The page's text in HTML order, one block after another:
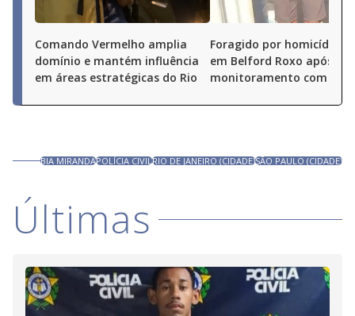
Comando Vermelho amplia
domínio e mantém influência
em áreas estratégicas do Rio
Foragido por homicídio é
em Belford Roxo após
monitoramento com
BIA MIRANDAPOLÍCIA CIVILRIO DE JANEIRO (CIDADE)SÃO PAULO (CIDADE)
Últimas